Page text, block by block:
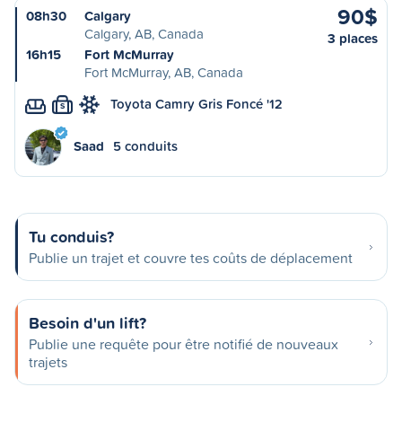
08h30
Calgary
Calgary, AB, Canada
16h15
Fort McMurray
Fort McMurray, AB, Canada
90$
3 places
S Toyota Camry Gris Foncé '12
Saad 5 conduits
Tu conduis?
Publie un trajet et couvre tes coûts de déplacement
Besoin d'un lift?
Publie une requête pour être notifié de nouveaux
trajets